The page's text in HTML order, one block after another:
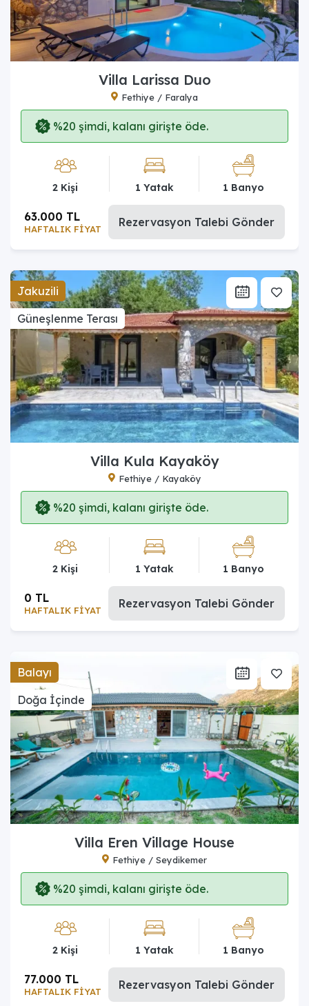
Villa Larissa Duo
Fethiye / Faralya
%20 şimdi, kalanı girişte öde.
2 Kişi 1 Yatak 1 Banyo
HAFTALIK FİYAT
63.000 TL Rezervasyon Talebi Gönder
Jakuzili
Güneşlenme Terası
Villa Kula Kayaköy
Fethiye / Kayaköy
%20 şimdi, kalanı girişte öde.
2 Kişi 1 Yatak 1 Banyo
HAFTALIK FİYAT
0 TL Rezervasyon Talebi Gönder
Balayı
Doğa İçinde
Villa Eren Village House
Fethiye / Seydikemer
%20 şimdi, kalanı girişte öde.
2 Kişi 1 Yatak 1 Banyo
HAFTALIK FİYAT
77.000 TL Rezervasyon Talebi Gönder